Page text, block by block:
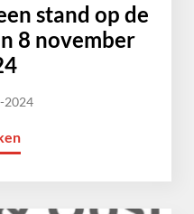
stand op de
8 november
2024